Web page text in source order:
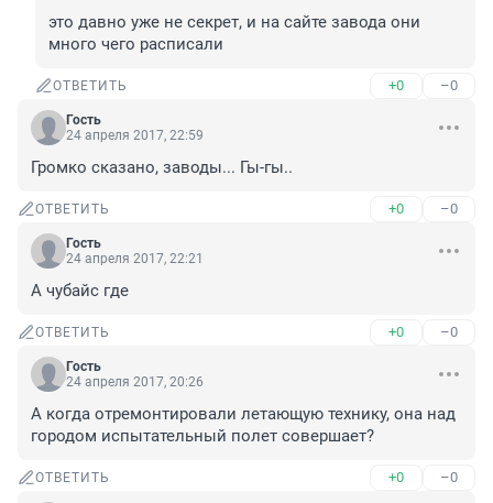
это давно уже не секрет, и на сайте завода они
много чего расписали
ОТВЕТИТЬ +0 –0
Гость
24 апреля 2017, 22:59
Громко сказано, заводы... Гы-гы..
ОТВЕТИТЬ +0 –0
Гость
24 апреля 2017, 22:21
А чубайс где
ОТВЕТИТЬ +0 –0
Гость
24 апреля 2017, 20:26
А когда отремонтировали летающую технику, она над
городом испытательный полет совершает?
ОТВЕТИТЬ +0 –0